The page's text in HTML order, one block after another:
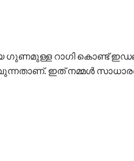
റാഗി കൊണ്ട് ഇഡലി
ഇത് നമ്മൾ